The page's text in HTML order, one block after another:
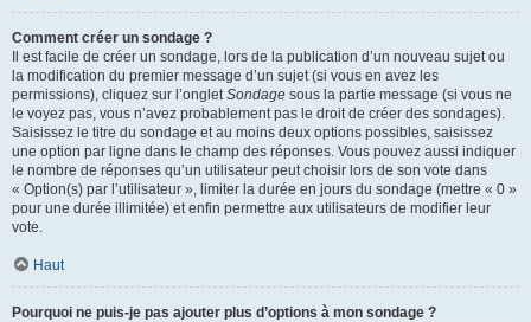
Comment créer un sondage ?
Il est facile de créer un sondage, lors de la publication d’un nouveau sujet ou
la modification du premier message d’un sujet (si vous en avez les
permissions), cliquez sur l’ongletSondage sous la partie message (si vous ne
le voyez pas, vous n’avez probablement pas le droit de créer des sondages).
Saisissez le titre du sondage et au moins deux options possibles, saisissez
une option par ligne dans le champ des réponses. Vous pouvez aussi indiquer
le nombre de réponses qu’un utilisateur peut choisir lors de son vote dans
« Option(s) par l’utilisateur », limiter la durée en jours du sondage (mettre « 0 »
pour une durée illimitée) et enfin permettre aux utilisateurs de modifier leur
vote.
Haut
Pourquoi ne puis-je pas ajouter plus d’options à mon sondage ?